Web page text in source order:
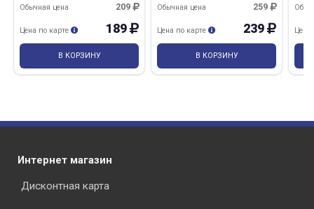
209
Обычная цена
189
Цена по карте
В КОРЗИНУ
259
Обычная цена
239
Цена по карте
В КОРЗИНУ
Цена
Интернет магазин
Дисконтная карта